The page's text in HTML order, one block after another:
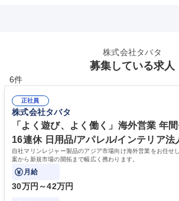
株式会社タバタ
募集している求人
6件
正社員
株式会社タバタ
「よく遊び、よく働く」海外営業 年
16連休 日用品/アパレル/インテリア法
自社マリンレジャー製品のアジア市場向け海外営業をお任せ
案から新規市場の開拓まで幅広く携わります。
月給
30万円～42万円